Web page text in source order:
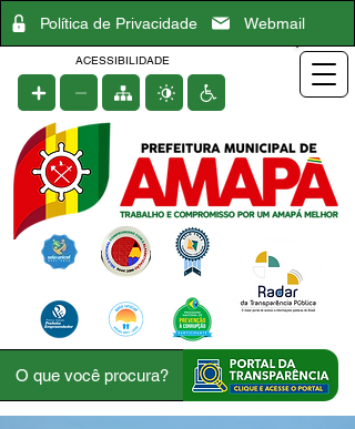
Política de Privacidade Webmail
ACESSIBILIDADE